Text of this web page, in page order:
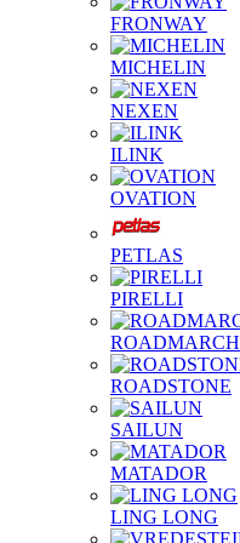
FRONWAY
MICHELIN
NEXEN
ILINK
OVATION
PETLAS
PIRELLI
ROADMARCH
ROADSTONE
SAILUN
MATADOR
LING LONG